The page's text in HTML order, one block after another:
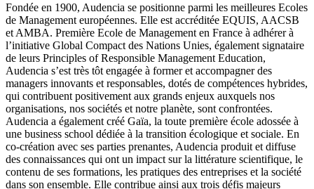
Fondée en 1900, Audencia se positionne parmi les meilleures Ecoles
de Management européennes. Elle est accréditée EQUIS, AACSB
et AMBA. Première Ecole de Management en France à adhérer à
l’initiative Global Compact des Nations Unies, également signataire
de leurs Principles of Responsible Management Education,
Audencia s’est très tôt engagée à former et accompagner des
managers innovants et responsables, dotés de compétences hybrides,
qui contribuent positivement aux grands enjeux auxquels nos
organisations, nos sociétés et notre planète, sont confrontées.
Audencia a également créé Gaïa, la toute première école adossée à
une business school dédiée à la transition écologique et sociale. En
co-création avec ses parties prenantes, Audencia produit et diffuse
des connaissances qui ont un impact sur la littérature scientifique, le
contenu de ses formations, les pratiques des entreprises et la société
dans son ensemble. Elle contribue ainsi aux trois défis majeurs